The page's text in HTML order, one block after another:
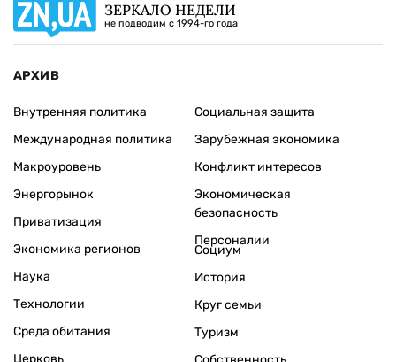
ЗЕРКАЛО НЕДЕЛИ
не подводим с 1994-го года
АРХИВ
Внутренняя политика
Международная политика
Макроуровень
Энергорынок
Приватизация
Экономика регионов
Социальная защита
Зарубежная экономика
Конфликт интересов
Экономическая
безопасность
Персоналии
Наука
Технологии
Среда обитания
Церковь
Социум
История
Круг семьи
Туризм